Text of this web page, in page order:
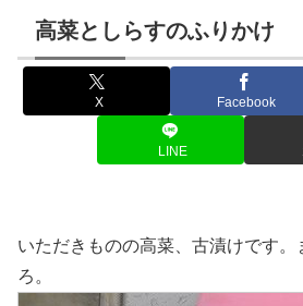
高菜としらすのふりかけ
X Facebook
LINE
いただきものの高菜、古漬けです。
ろ。